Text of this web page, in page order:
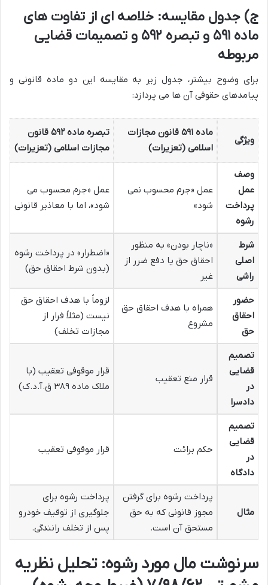
ج) جدول مقایسه: خلاصه ای از تفاوت های
ماده ۵۹۱ و تبصره ۵۹۲ و تصمیمات قضایی
مربوطه
برای وضوح بیشتر، جدول زیر به مقایسه این دو ماده قانونی و
پیامدهای حقوقی آن ها می پردازد:
ویژگی
ماده ۵۹۱ قانون مجازات
اسلامی (تعزیرات)
تبصره ماده ۵۹۲ قانون
مجازات اسلامی (تعزیرات)
وصف
عمل
پرداخت
رشوه
عمل «جرم محسوب نمی
شود»
عمل «جرم محسوب می
شود»، اما با معاذیر قانونی
شرط
اصلی
راشی
«ناچار بودن» به منظور
احقاق حق یا دفع ضرر از
غیر
«اضطرار» در پرداخت رشوه
(بدون شرط احقاق حق)
حضور
احقاق
حق
همراه با هدف احقاق حق
مشروع
لزوماً با هدف احقاق حق
نیست (مثلاً فرار از
مجازات تخلف)
تصمیم
قضایی
در
دادسرا
قرار منع تعقیب
قرار موقوفی تعقیب (با
ملاک ماده ۳۸۹ ق.آ.د.ک)
تصمیم
قضایی
در
دادگاه
حکم برائت قرار موقوفی تعقیب
مثال
پرداخت رشوه برای گرفتن
مجوز قانونی که به حق
مستحق آن است.
پرداخت رشوه برای
جلوگیری از توقیف خودرو
پس از تخلف رانندگی.
سرنوشت مال مورد رشوه: تحلیل نظریه